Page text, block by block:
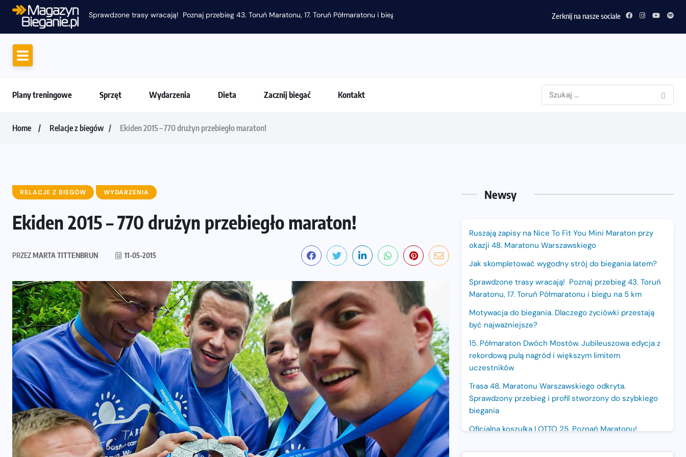
Motywacja do biegania. Dlaczego życiówki przestają być najważniejsze? Zerknij na nasze sociale
Plany treningowe Sprzęt Wydarzenia Dieta Zacznij biegać Kontakt
Home Relacje z biegów Ekiden 2015 – 770 drużyn przebiegło maraton!
RELACJE Z BIEGÓW WYDARZENIA
Ekiden 2015 – 770 drużyn przebiegło maraton!
PRZEZMARTA TITTENBRUN 11-05-2015
Newsy
Ruszają zapisy na Nice To Fit You Mini Maraton przy
okazji 48. Maratonu Warszawskiego
Jak skompletować wygodny strój do biegania latem?
Sprawdzone trasy wracają! Poznaj przebieg 43. Toruń
Maratonu, 17. Toruń Półmaratonu i biegu na 5 km
Motywacja do biegania. Dlaczego życiówki przestają
być najważniejsze?
15. Półmaraton Dwóch Mostów. Jubileuszowa edycja z
rekordową pulą nagród i większym limitem
uczestników
Trasa 48. Maratonu Warszawskiego odkryta.
Sprawdzony przebieg i profil stworzony do szybkiego
biegania
Oficjalna koszulka LOTTO 25. Poznań Maratonu!